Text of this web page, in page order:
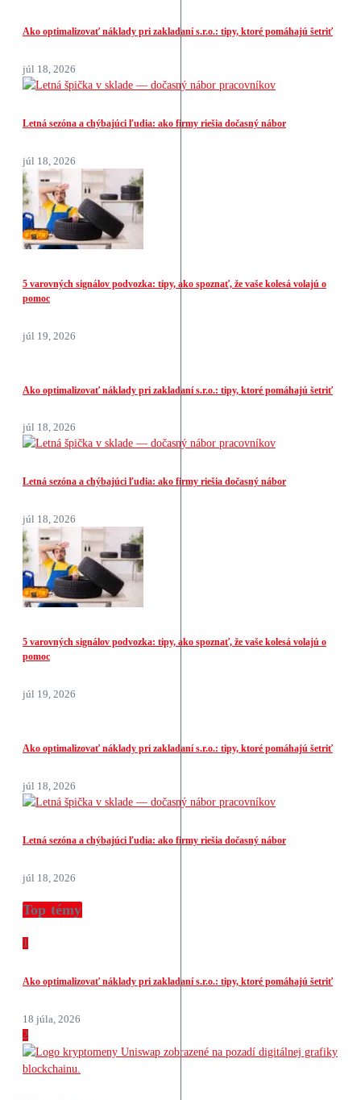
Ako optimalizovať náklady pri zakladaní s.r.o.: tipy, ktoré pomáhajú šetriť
júl 18, 2026
Letná sezóna a chýbajúci ľudia: ako firmy riešia dočasný nábor
júl 18, 2026
5 varovných signálov podvozka: tipy, ako spoznať, že vaše kolesá volajú o
pomoc
júl 19, 2026
Ako optimalizovať náklady pri zakladaní s.r.o.: tipy, ktoré pomáhajú šetriť
júl 18, 2026
Letná sezóna a chýbajúci ľudia: ako firmy riešia dočasný nábor
júl 18, 2026
5 varovných signálov podvozka: tipy, ako spoznať, že vaše kolesá volajú o
pomoc
júl 19, 2026
Ako optimalizovať náklady pri zakladaní s.r.o.: tipy, ktoré pomáhajú šetriť
júl 18, 2026
Letná sezóna a chýbajúci ľudia: ako firmy riešia dočasný nábor
júl 18, 2026
Top témy
1
Ako optimalizovať náklady pri zakladaní s.r.o.: tipy, ktoré pomáhajú šetriť
18 júla, 2026
2